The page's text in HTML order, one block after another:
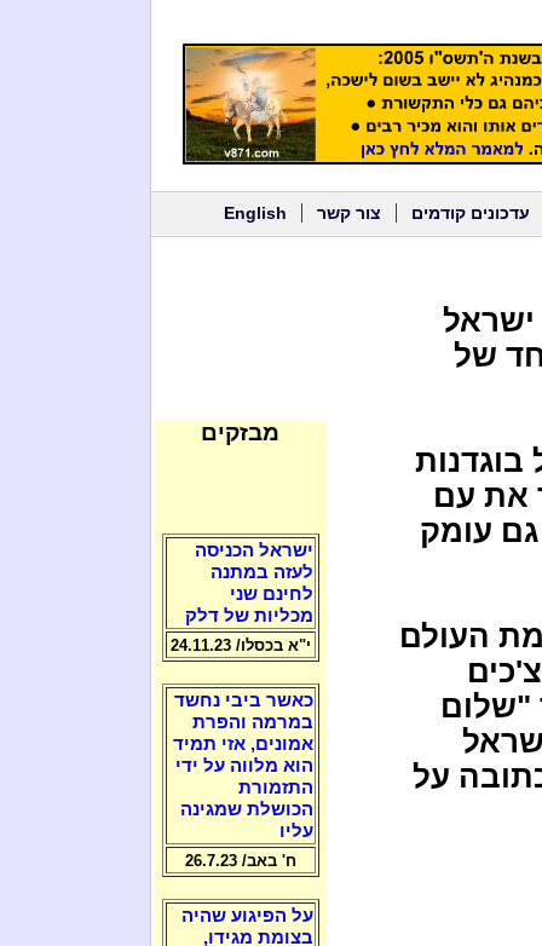
עדכונים קודמים צור קשר English
ישראל
של
בוגדנות
את עם
עומק
העולם
"שלום
על
מבזקים
ישראל הכניסה
לעזה במתנה
לחינם שני
מכליות של דלק
י"א בכסלו/ 24.11.23
כאשר ביבי נחשד
במרמה והפרת
אמונים, אזי תמיד
הוא מלווה על ידי
התזמורת
הכושלת שמגינה
עליו
ח' באב/ 26.7.23
על הפיגוע שהיה
בצומת מגידו,